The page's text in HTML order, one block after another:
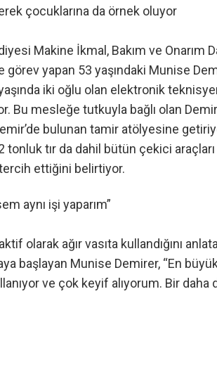
çocuklarına da örnek oluyor
Makine İkmal, Bakım ve Onarım
yapan 53 yaşındaki Munise
iki oğlu olan elektronik
Bu mesleğe tutkuyla bağlı olan
bulunan tamir atölyesine
tır da dahil bütün çekici
ettiğini belirtiyor.
aynı işi yaparım”
olarak ağır vasıta kullandığını
başlayan Munise Demirer, “En
ve çok keyif alıyorum. Bir daha